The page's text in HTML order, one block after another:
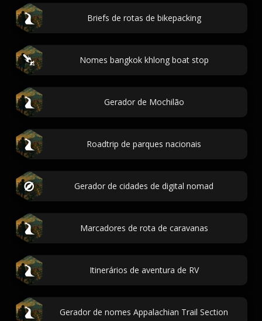
Briefs de rotas de bikepacking
Nomes bangkok khlong boat stop
Gerador de Mochilão
Roadtrip de parques nacionais
Gerador de cidades de digital nomad
Marcadores de rota de caravanas
Itinerários de aventura de RV
Gerador de nomes Appalachian Trail Section